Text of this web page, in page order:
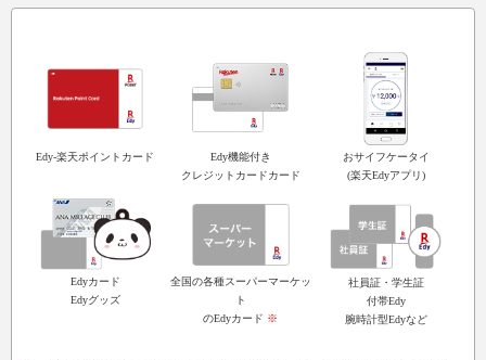
Edy-楽天ポイントカード
Edy機能付き
クレジットカードカード
おサイフケータイ
(楽天Edyアプリ)
Edyカード
Edyグッズ
全国の各種スーパーマーケッ
ト
のEdyカード ※
社員証・学生証
付帯Edy
腕時計型Edyなど